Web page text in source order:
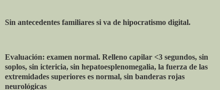
Sin antecedentes familiares si va de hipocratismo digital.
Evaluación: examen normal. Relleno capilar <3 segundos, sin
soplos, sin ictericia, sin hepatoesplenomegalia, la fuerza de las
extremidades superiores es normal, sin banderas rojas
neurológicas